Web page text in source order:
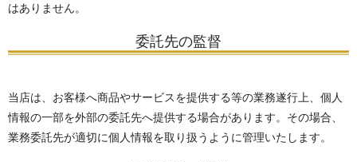
はありません。
委託先の監督
当店は、お客様へ商品やサービスを提供する等の業務遂行上、個人
情報の一部を外部の委託先へ提供する場合があります。その場合、
業務委託先が適切に個人情報を取り扱うように管理いたします。